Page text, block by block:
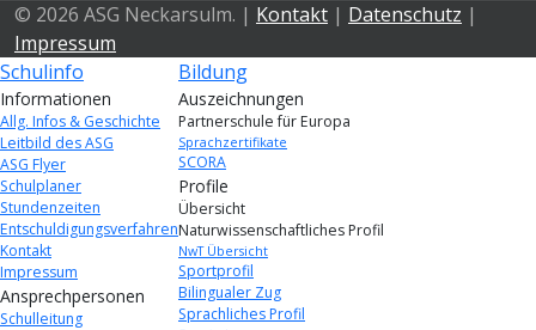
© 2026 ASG Neckarsulm. | Kontakt | Datenschutz |
Impressum
Schulinfo
Informationen
Allg. Infos & Geschichte
Leitbild des ASG
ASG Flyer
Schulplaner
Stundenzeiten
Entschuldigungsverfahren
Kontakt
Impressum
Ansprechpersonen
Schulleitung
Bildung
Auszeichnungen
Partnerschule für Europa
Sprachzertifikate
SCORA
Profile
Übersicht
Naturwissenschaftliches Profil
NwT Übersicht
Sportprofil
Bilingualer Zug
Sprachliches Profil